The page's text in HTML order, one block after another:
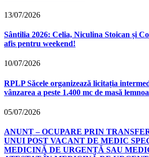
13/07/2026
Sântilia 2026: Celia, Niculina Stoican și
afis pentru weekend!
10/07/2026
RPLP Săcele organizează licitația
vânzarea a peste 1.400 mc de masă
05/07/2026
ANUNȚ – OCUPARE PRIN
UNUI POST VACANT DE MEDIC
MEDICINĂ DE URGENȚĂ SAU